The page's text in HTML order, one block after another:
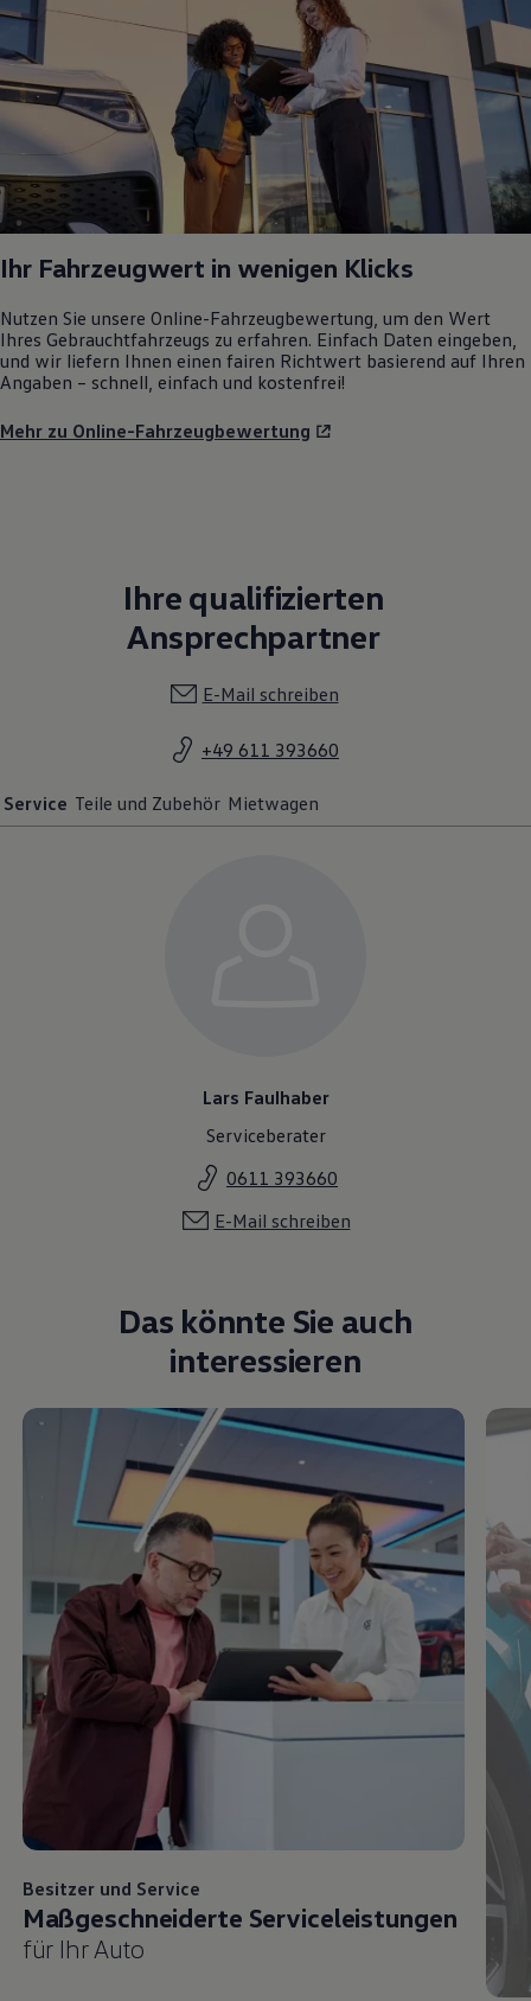
Ihr Fahrzeugwert in wenigen Klicks
Nutzen Sie unsere Online-Fahrzeugbewertung, um den Wert
Ihres Gebrauchtfahrzeugs zu erfahren. Einfach Daten eingeben,
und wir liefern Ihnen einen fairen Richtwert basierend auf Ihren
Angaben – schnell, einfach und kostenfrei!
Mehr zu Online-Fahrzeugbewertung
Ihre qualifizierten
Ansprechpartner
E-Mail schreiben
+49 611 393660
Service Teile und Zubehör Mietwagen
Lars Faulhaber
Serviceberater
0611 393660
E-Mail schreiben
Das könnte Sie auch
interessieren
Besitzer und Service
Maßgeschneiderte Serviceleistungen
für Ihr Auto